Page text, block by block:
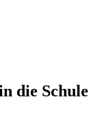
die Schule